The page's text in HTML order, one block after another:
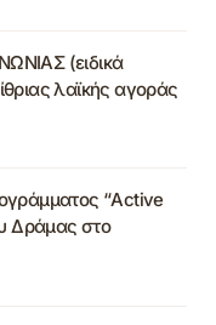
(ειδικά
λαϊκής αγοράς
“Active
Δράμας στο